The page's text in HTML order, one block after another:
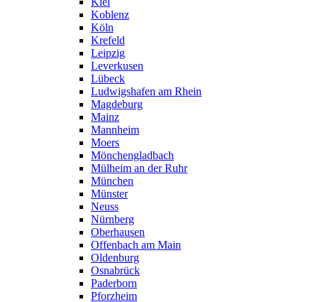
Koblenz
Köln
Krefeld
Leipzig
Leverkusen
Lübeck
Ludwigshafen am Rhein
Magdeburg
Mainz
Mannheim
Moers
Mönchengladbach
Mülheim an der Ruhr
München
Münster
Neuss
Nürnberg
Oberhausen
Offenbach am Main
Oldenburg
Osnabrück
Paderborn
Pforzheim